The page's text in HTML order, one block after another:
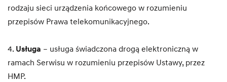
rodzaju sieci urządzenia końcowego w rozumieniu
przepisów Prawa telekomunikacyjnego.
4. Usługa – usługa świadczona drogą elektroniczną w
ramach Serwisu w rozumieniu przepisów Ustawy, przez
HMP.